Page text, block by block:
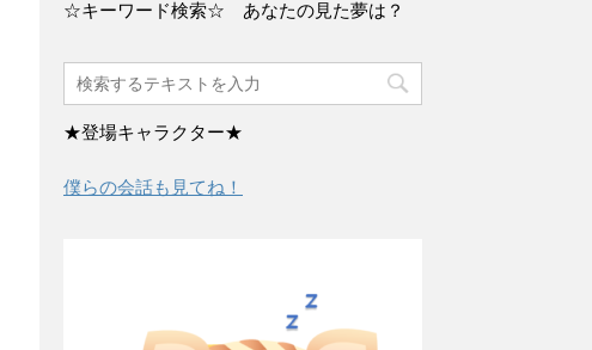
☆キーワード検索☆ あなたの見た夢は？
★登場キャラクター★
僕らの会話も見てね！